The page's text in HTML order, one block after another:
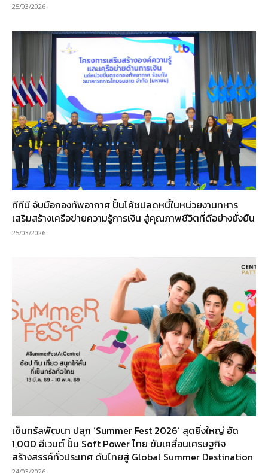
25/03/2026
ทีทีบี จับมือกองทัพอากาศ ปั้นโค้ชปลดหนี้ในหน่วยงานทหาร
เสริมสร้างเครือข่ายความรู้การเงิน สู่คุณภาพชีวิตที่ดีอย่างยั่งยืน
25/03/2026
เซ็นทรัลพัฒนา ปลุก ‘Summer Fest 2026’ สุดยิ่งใหญ่ อัด
1,000 อีเวนต์ ปั้น Soft Power ไทย ขับเคลื่อนเศรษฐกิจ
สร้างสรรค์ทั่วประเทศ ดันไทยสู่ Global Summer Destination